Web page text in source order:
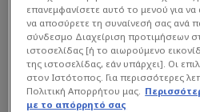
επανεμφανίσετε αυτό το μενού για να
να αποσύρετε τη συναίνεσή σας ανά
σύνδεσμο Διαχείριση προτιμήσεων
ιστοσελίδας [ή το αιωρούμενο
της ιστοσελίδας, εάν υπάρχει]. Οι
στον Ιστότοπος. Για περισσότερες
Πολιτική Απορρήτου μας.
με το απόρρητό σας